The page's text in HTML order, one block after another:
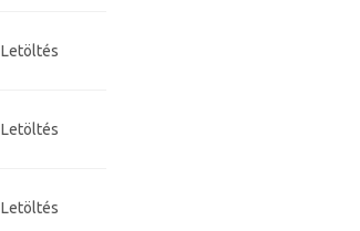
Letöltés
Letöltés
Letöltés